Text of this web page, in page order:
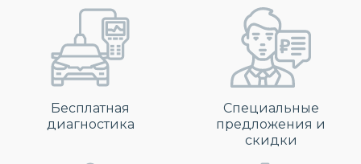
Бесплатная
диагностика
Специальные
предложения и
скидки